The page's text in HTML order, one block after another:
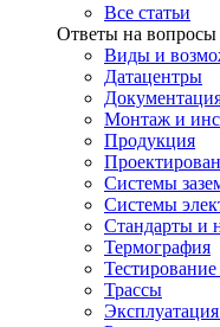
Все статьи
Ответы на вопросы
Виды и
Датацентры
Монтаж и
Продукция
Системы
Системы
Стандарты и
Термография
Трассы